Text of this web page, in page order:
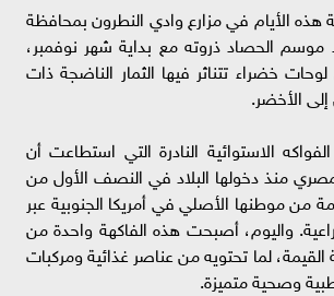
هذه الأيام في مزارع وادي النطرون بمحافظة
موسم الحصاد ذروته مع بداية شهر نوفمبر،
خضراء تتناثر فيها الثمار الناضجة ذات
إلى الأخضر.
الاستوائية النادرة التي استطاعت أن
منذ دخولها البلاد في النصف الأول من
من موطنها الأصلي في أمريكا الجنوبية عبر
واليوم، أصبحت هذه الفاكهة واحدة من
لما تحتويه من عناصر غذائية ومركبات
وصحية متميزة.